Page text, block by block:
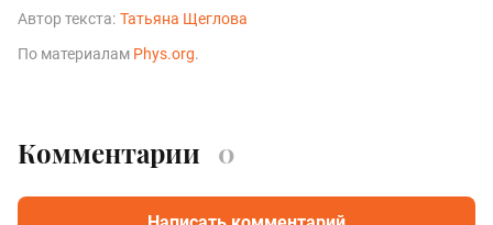
Автор текста: Татьяна Щеглова
По материалам Phys.org.
Комментарии 0